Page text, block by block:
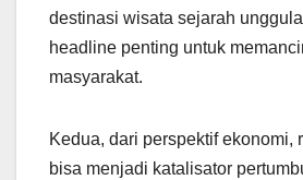
destinasi wisata sejarah
headline penting untuk
masyarakat.
Kedua, dari perspektif ekonomi,
bisa menjadi katalisator